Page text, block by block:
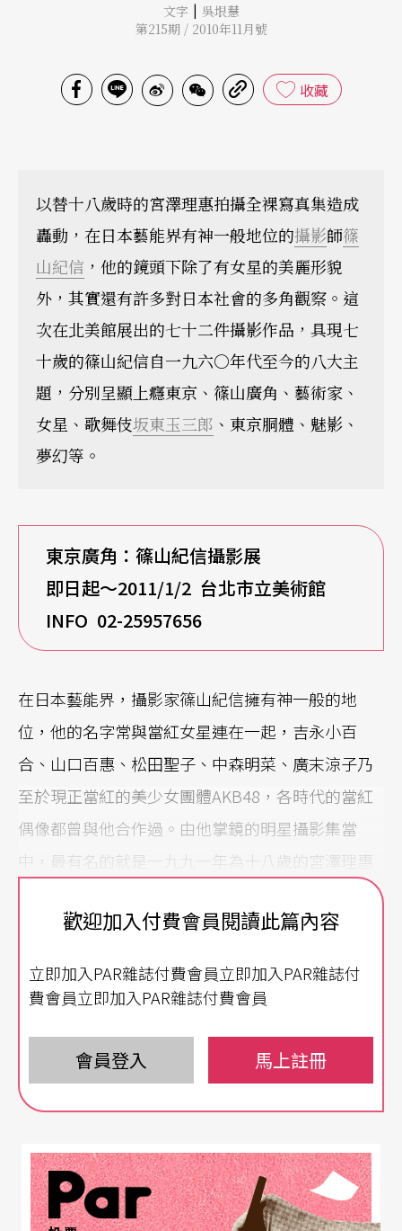
文字 | 吳垠慧
第215期 / 2010年11月號
收藏
以替十八歲時的宮澤理惠拍攝全裸寫真集造成
轟動，在日本藝能界有神一般地位的攝影師篠
山紀信 ，他的鏡頭下除了有女星的美麗形貌
外，其實還有許多對日本社會的多角觀察。這
次在北美館展出的七十二件攝影作品，具現七
十歲的篠山紀信自一九六○年代至今的八大主
題，分別呈顯上癮東京、篠山廣角、藝術家、
女星、歌舞伎坂東玉三郎 、東京胴體、魅影、
夢幻等。
東京廣角：篠山紀信攝影展
即日起～2011/1/2 台北市立美術館
INFO 02-25957656
在日本藝能界，攝影家篠山紀信擁有神一般的地
位，他的名字常與當紅女星連在一起，吉永小百
合、山口百惠、松田聖子、中森明菜、廣末涼子乃
至於現正當紅的美少女團體AKB48，各時代的當紅
偶像都曾與他合作過。由他掌鏡的明星攝影集當
中，最有名的就是一九九一年為十八歲的宮澤理惠
拍攝的全裸寫真集，轟動一時。然而，他的影像光
譜並不局限在青春貌美的女星，五十年來篠山紀信
同主題上。
為鏡頭前的藝人造「美」 攝影不是「寫真」？
台北市立美術館現正舉辦「東京廣角：篠山紀信攝
自一九六○年代至今的八大主題，分別呈顯上癮東
京、篠山廣角、藝術家、女星、歌舞伎坂東玉三
郎、東京胴體、魅影、夢幻等，篠山鏡頭下的日本
歡迎加入付費會員閱讀此篇內容
立即加入PAR雜誌付費會員立即加入PAR雜誌付
費會員立即加入PAR雜誌付費會員
會員登入 馬上註冊